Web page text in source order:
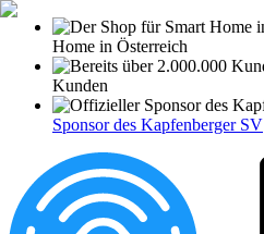
Home in Österreich
Kunden
Sponsor des Kapfenberger SV